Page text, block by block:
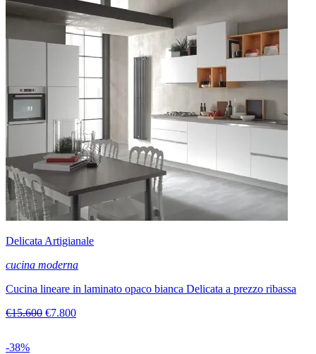
Delicata Artigianale
cucina moderna
Cucina lineare in laminato opaco bianca Delicata a prezzo ribassa
€15.600 €7.800
-38%